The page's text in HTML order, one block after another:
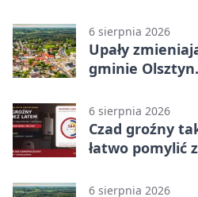
6 sierpnia 2026
Upały
gminie
6 sierpnia 2026
Czad groźny
łatwo pomylić
6 sierpnia 2026